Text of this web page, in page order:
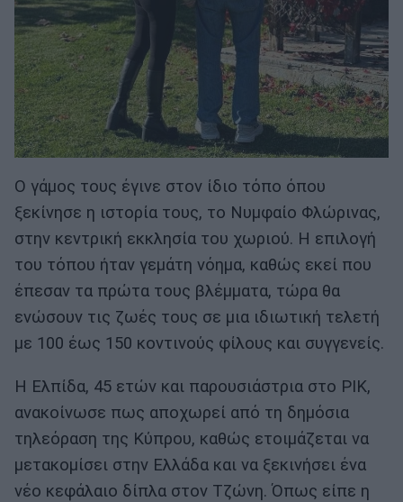
Ο γάμος τους έγινε στον ίδιο τόπο όπου
ξεκίνησε η ιστορία τους, το Νυμφαίο Φλώρινας,
στην κεντρική εκκλησία του χωριού. Η επιλογή
του τόπου ήταν γεμάτη νόημα, καθώς εκεί που
έπεσαν τα πρώτα τους βλέμματα, τώρα θα
ενώσουν τις ζωές τους σε μια ιδιωτική τελετή
με 100 έως 150 κοντινούς φίλους και συγγενείς.
Η Ελπίδα, 45 ετών και παρουσιάστρια στο ΡΙΚ,
ανακοίνωσε πως αποχωρεί από τη δημόσια
τηλεόραση της Κύπρου, καθώς ετοιμάζεται να
μετακομίσει στην Ελλάδα και να ξεκινήσει ένα
νέο κεφάλαιο δίπλα στον Τζώνη. Όπως είπε η